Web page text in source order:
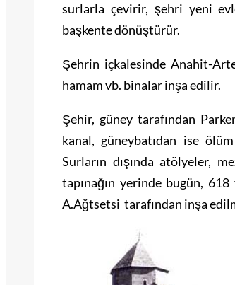
surlarla çevirir, şehri yeni
başkente dönüştürür.
Şehrin içkalesinde Anahit-
hamam vb. binalar inşa edilir.
Şehir, güney tarafından
kanal, güneybatıdan ise
Surların dışında atölyeler,
tapınağın yerinde bugün,
A.Ağtsetsi tarafından inşa